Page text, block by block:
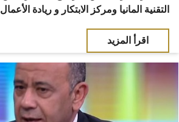
التقنية المانيا ومركز الابتكار و ريادة الأعمال
اقرأ المزيد